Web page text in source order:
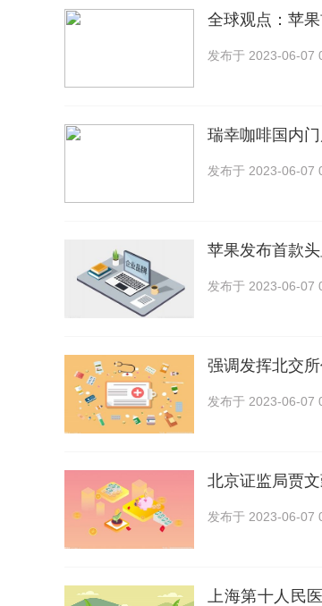
全球观点：苹
发布于 2023-06-07
瑞幸咖啡国内
发布于 2023-06-07
苹果发布首款
发布于 2023-06-07
强调发挥北交
发布于 2023-06-07
北京证监局贾
发布于 2023-06-07
上海第十人民